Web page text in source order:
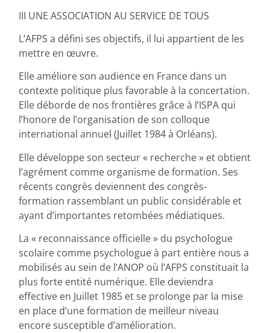
III UNE ASSOCIATION AU SERVICE DE TOUS
L’AFPS a défini ses objectifs, il lui appartient de les
mettre en œuvre.
Elle améliore son audience en France dans un
contexte politique plus favorable à la concertation.
Elle déborde de nos frontières grâce à l’ISPA qui
l’honore de l’organisation de son colloque
international annuel (Juillet 1984 à Orléans).
Elle développe son secteur « recherche » et obtient
l’agrément comme organisme de formation. Ses
récents congrès deviennent des congrès-
formation rassemblant un public considérable et
ayant d’importantes retombées médiatiques.
La « reconnaissance officielle » du psychologue
scolaire comme psychologue à part entière nous a
mobilisés au sein de l’ANOP où l’AFPS constituait la
plus forte entité numérique. Elle deviendra
effective en Juillet 1985 et se prolonge par la mise
en place d’une formation de meilleur niveau
encore susceptible d’amélioration.